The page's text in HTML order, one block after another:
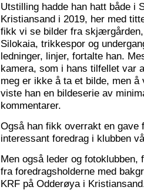
Utstilling hadde han hatt både i
Kristiansand i 2019, her med
fikk vi se bilder fra
Silokaia, trikkespor og
ledninger, linjer, fortalte han.
kamera, som i hans tilfellet var
meg er ikke å ta et bilde, men
viste han en bildeserie av
kommentarer.
Også han fikk overrakt en gave
interessant foredrag i klubben
Men også leder og
fra foredragsholderne med
KRF på Odderøya i